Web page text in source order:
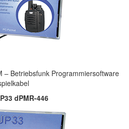
– Betriebsfunk Programmiersoftware
dPMR-446